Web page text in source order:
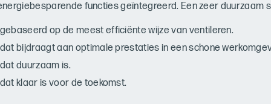
functies geïntegreerd. Een zeer duurzaam
op de meest efficiënte wijze van ventileren.
bijdraagt aan optimale prestaties in een schone
duurzaam is.
klaar is voor de toekomst.